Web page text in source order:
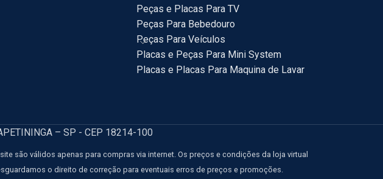
Peças e Placas Para TV
Peças Para Bebedouro
Peças Para Veículos
Placas e Peças Para Mini System
Placas e Placas Para Maquina de Lavar
– SP - CEP 18214-100
são válidos apenas para compras via internet. Os preços e condições da loja virtual
o direito de correção para eventuais erros de preços e promoções.